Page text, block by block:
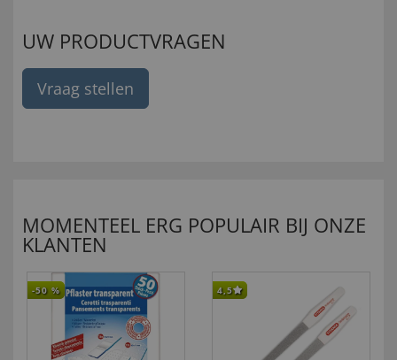
UW PRODUCTVRAGEN
Vraag stellen
MOMENTEEL ERG POPULAIR BIJ ONZE
KLANTEN
-50 % 4,5